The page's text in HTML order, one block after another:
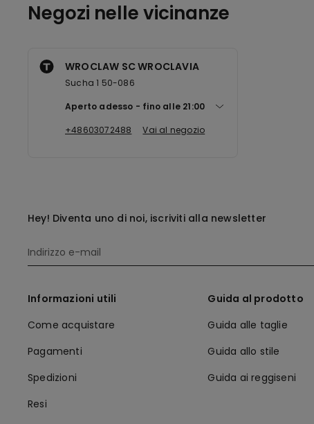
Negozi nelle vicinanze
WROCLAW SC WROCLAVIA
Sucha 1 50-086
Aperto adesso
fino alle 21:00
+48603072488
Vai al negozio
Hey! Diventa uno di noi, iscriviti alla newsletter
Informazioni utili
Come acquistare
Pagamenti
Spedizioni
Resi
Guida al prodotto
Guida alle taglie
Guida allo stile
Guida ai reggiseni